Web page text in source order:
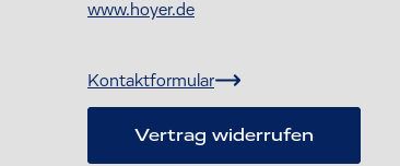
www.hoyer.de
Kontaktformular
Vertrag widerrufen